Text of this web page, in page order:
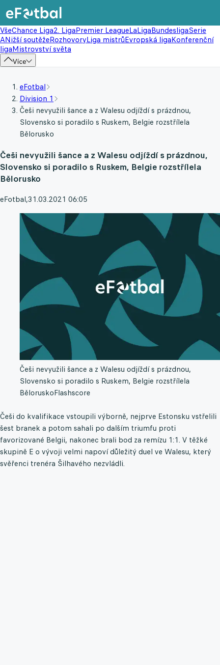
VšeChance Liga2. LigaPremier LeagueLaLigaBundesligaSerie
ANižší soutěžeRozhovoryLiga mistrůEvropská ligaKonferenční
ligaMistrovství světa
Více
eFotbal
Division 1
Češi nevyužili šance a z Walesu odjíždí s prázdnou,
Slovensko si poradilo s Ruskem, Belgie rozstřílela
Bělorusko
Češi nevyužili šance a z Walesu odjíždí s prázdnou,
Slovensko si poradilo s Ruskem, Belgie rozstřílela
Bělorusko
eFotbal,31.03.2021 06:05
Češi nevyužili šance a z Walesu odjíždí s prázdnou,
Slovensko si poradilo s Ruskem, Belgie rozstřílela
BěloruskoFlashscore
Češi do kvalifikace vstoupili výborně, nejprve Estonsku vstřelili
šest branek a potom sahali po dalším triumfu proti
favorizované Belgii, nakonec brali bod za remízu 1:1. V těžké
skupině E o vývoji velmi napoví důležitý duel ve Walesu, který
svěřenci trenéra Šilhavého nezvládli.